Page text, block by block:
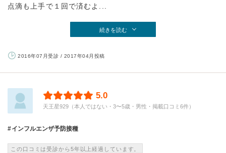
点滴も上手で１回で済むよ...
続きを読む
2016年07月受診 / 2017年04月投稿
5.0
天王星929（本人ではない・3〜5歳・男性・掲載口コミ6件）
インフルエンザ予防接種
この口コミは受診から5年以上経過しています。